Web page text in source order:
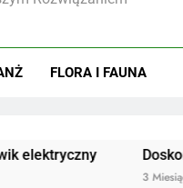
FLORA I FAUNA
Doskonałej
3 Miesiące Ago